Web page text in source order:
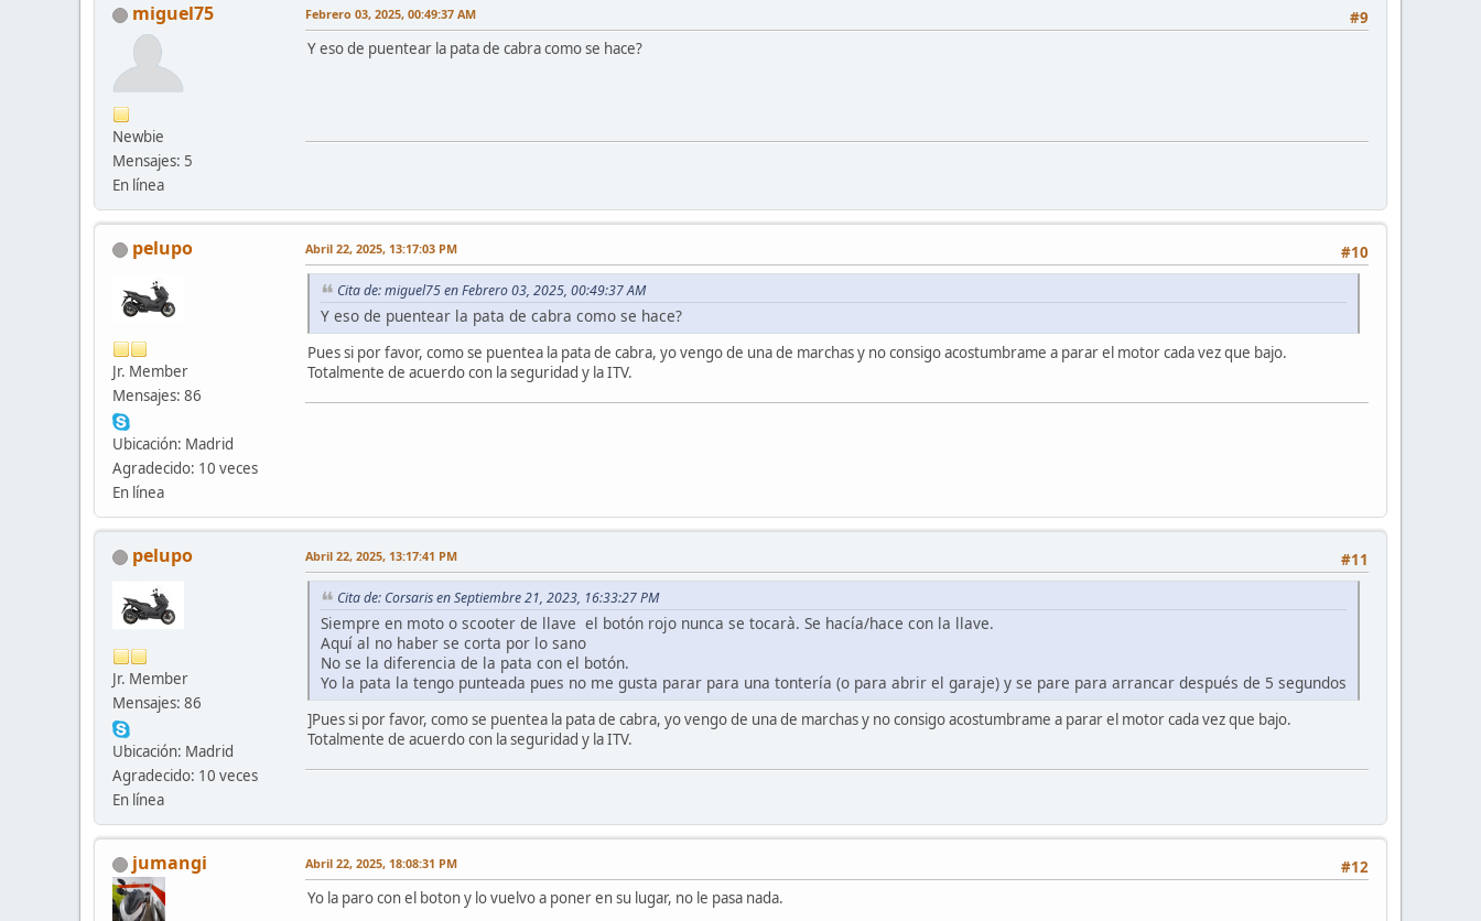
miguel75
Newbie
Mensajes: 5
En línea
#9
Febrero 03, 2025, 00:49:37 AM
Y eso de puentear la pata de cabra como se hace?
pelupo
Jr. Member
Mensajes: 86
Ubicación: Madrid
Agradecido: 10 veces
En línea
#10
Abril 22, 2025, 13:17:03 PM
Cita de: miguel75 en Febrero 03, 2025, 00:49:37 AM
Y eso de puentear la pata de cabra como se hace?
Pues si por favor, como se puentea la pata de cabra, yo vengo de una de marchas y no consigo acostumbrame a parar el motor cada vez que bajo.
Totalmente de acuerdo con la seguridad y la ITV.
pelupo
Jr. Member
Mensajes: 86
Ubicación: Madrid
Agradecido: 10 veces
En línea
#11
Abril 22, 2025, 13:17:41 PM
Cita de: Corsaris en Septiembre 21, 2023, 16:33:27 PM
Siempre en moto o scooter de llave el botón rojo nunca se tocarà. Se hacía/hace con la llave.
Aquí al no haber se corta por lo sano
No se la diferencia de la pata con el botón.
Yo la pata la tengo punteada pues no me gusta parar para una tontería (o para abrir el garaje) y se pare para arrancar después de 5 segundos
]Pues si por favor, como se puentea la pata de cabra, yo vengo de una de marchas y no consigo acostumbrame a parar el motor cada vez que bajo.
Totalmente de acuerdo con la seguridad y la ITV.
jumangi #12
Abril 22, 2025, 18:08:31 PM
Yo la paro con el boton y lo vuelvo a poner en su lugar, no le pasa nada.